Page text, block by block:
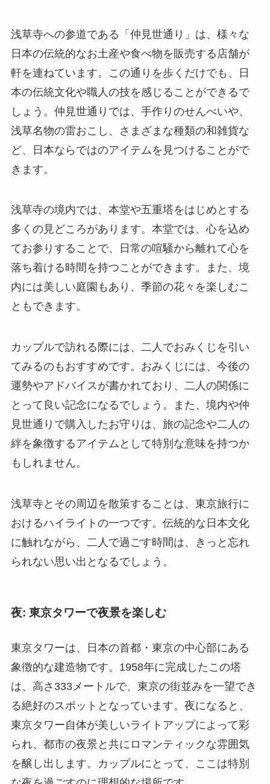
浅草寺への参道である「仲見世通り」は、様々な
日本の伝統的なお土産や食べ物を販売する店舗が
軒を連ねています。この通りを歩くだけでも、日
本の伝統文化や職人の技を感じることができるで
しょう。仲見世通りでは、手作りのせんべいや、
浅草名物の雷おこし、さまざまな種類の和雑貨な
ど、日本ならではのアイテムを見つけることがで
きます。
浅草寺の境内では、本堂や五重塔をはじめとする
多くの見どころがあります。本堂では、心を込め
てお参りすることで、日常の喧騒から離れて心を
落ち着ける時間を持つことができます。また、境
内には美しい庭園もあり、季節の花々を楽しむこ
ともできます。
カップルで訪れる際には、二人でおみくじを引い
てみるのもおすすめです。おみくじには、今後の
運勢やアドバイスが書かれており、二人の関係に
とって良い記念になるでしょう。また、境内や仲
見世通りで購入したお守りは、旅の記念や二人の
絆を象徴するアイテムとして特別な意味を持つか
もしれません。
浅草寺とその周辺を散策することは、東京旅行に
おけるハイライトの一つです。伝統的な日本文化
に触れながら、二人で過ごす時間は、きっと忘れ
られない思い出となるでしょう。
夜: 東京タワーで夜景を楽しむ
東京タワーは、日本の首都・東京の中心部にある
象徴的な建造物です。1958年に完成したこの塔
は、高さ333メートルで、東京の街並みを一望でき
る絶好のスポットとなっています。夜になると、
東京タワー自体が美しいライトアップによって彩
られ、都市の夜景と共にロマンティックな雰囲気
を醸し出します。カップルにとって、ここは特別